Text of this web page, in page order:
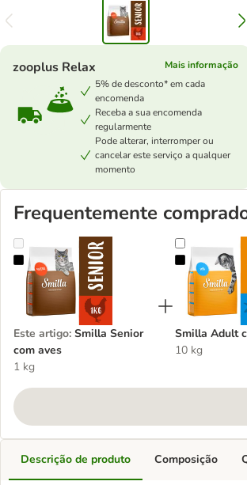
zooplus Relax
Mais informação
5% de desconto* em cada
encomenda
Receba a sua encomenda
regularmente
Pode alterar, interromper ou
cancelar este serviço a qualquer
momento
Frequentemente
Smilla Senior com aves
Este artigo: Smilla Senior
com aves
1 kg
Smilla Adult
Smilla Adult
10 kg
Descrição de produto Composição